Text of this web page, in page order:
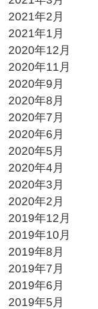
2021年2月
2021年1月
2020年12月
2020年11月
2020年9月
2020年8月
2020年7月
2020年6月
2020年5月
2020年4月
2020年3月
2020年2月
2019年12月
2019年10月
2019年8月
2019年7月
2019年6月
2019年5月